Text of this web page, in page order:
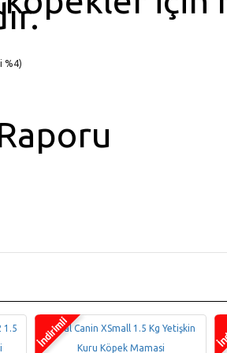
%4)
1.5
Royal Canin XSmall 1.5 Kg Yetişkin
Kuru Köpek Mamasi